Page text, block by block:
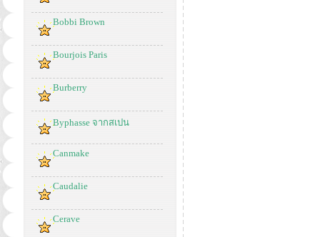
Bobbi Brown
Bourjois Paris
Burberry
Byphasse จากสเปน
Canmake
Caudalie
Cerave